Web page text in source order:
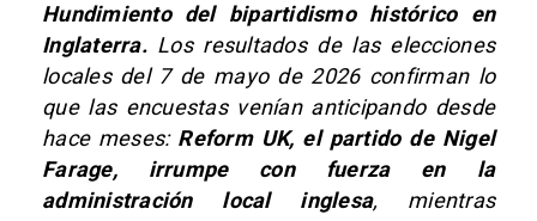
Hundimiento del bipartidismo histórico en
Inglaterra.Los resultados de las elecciones
locales del 7 de mayo de 2026 confirman lo
que las encuestas venían anticipando desde
hace meses: Reform UK, el partido de Nigel
Farage, irrumpe con fuerza en la
administración local inglesa, mientras